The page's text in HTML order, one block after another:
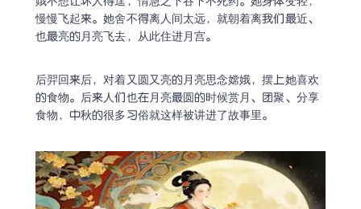
慢慢飞起来。她舍不得离人间太远，就朝着离我们最近、
也最亮的月亮飞去，从此住进月宫。
后羿回来后，对着又圆又亮的月亮思念嫦娥，摆上她喜欢
的食物。后来人们也在月亮最圆的时候赏月、团聚、分享
食物，中秋的很多习俗就这样被讲进了故事里。